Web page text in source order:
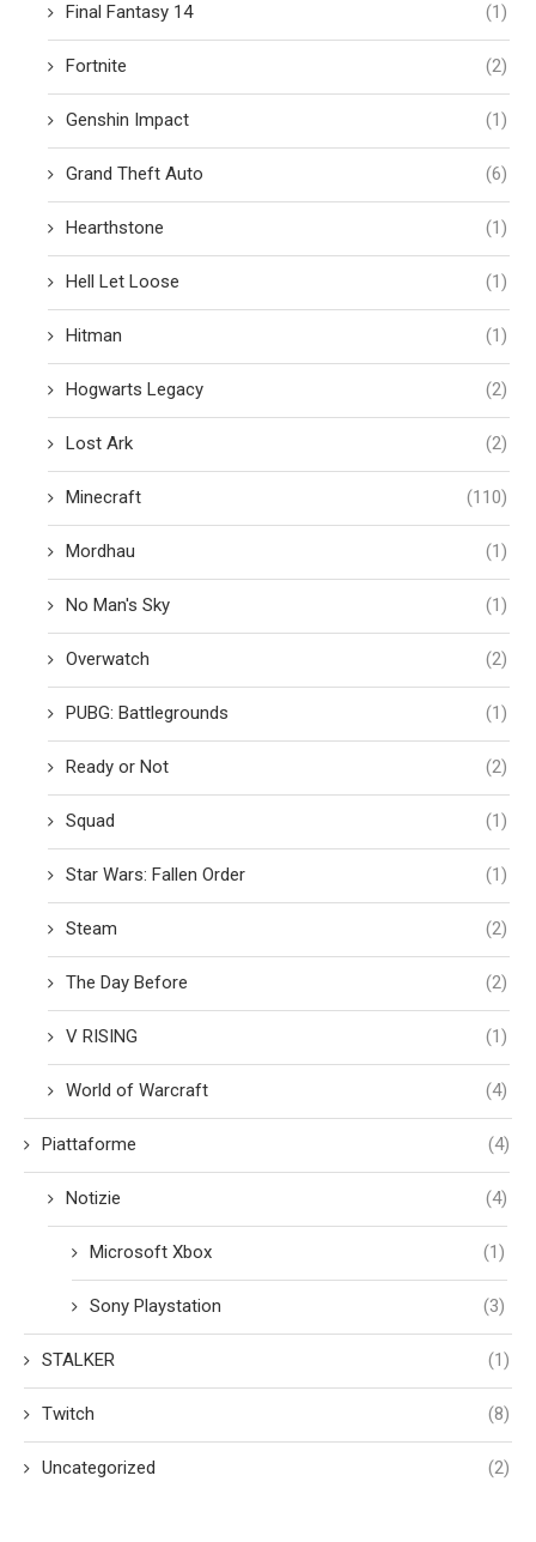
Final Fantasy 14 (1)
Fortnite (2)
Genshin Impact (1)
Grand Theft Auto (6)
Hearthstone (1)
Hell Let Loose (1)
Hitman (1)
Hogwarts Legacy (2)
Lost Ark (2)
Minecraft (110)
Mordhau (1)
No Man's Sky (1)
Overwatch (2)
PUBG: Battlegrounds (1)
Ready or Not (2)
Squad (1)
Star Wars: Fallen Order (1)
Steam (2)
The Day Before (2)
V RISING (1)
World of Warcraft (4)
Piattaforme (4)
Notizie (4)
Microsoft Xbox (1)
Sony Playstation (3)
STALKER (1)
Twitch (8)
Uncategorized (2)